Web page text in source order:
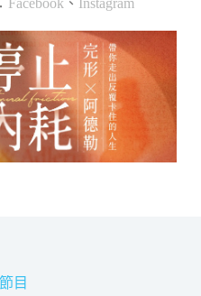
Facebook 、 Instagram
目